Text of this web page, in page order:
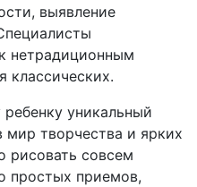
выявление
нетрадиционным
классических.
уникальный
мир творчества и ярких
рисовать совсем
простых приемов,